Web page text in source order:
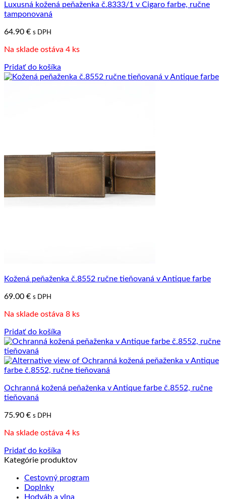
Luxusná kožená peňaženka č.8333/1 v Cigaro farbe, ručne
tamponovaná
64.90 € s DPH
Na sklade ostáva 4 ks
Pridať do košíka
Kožená peňaženka č.8552 ručne tieňovaná v Antique farbe
69.00 € s DPH
Na sklade ostáva 8 ks
Pridať do košíka
Ochranná kožená peňaženka v Antique farbe č.8552, ručne
tieňovaná
75.90 € s DPH
Na sklade ostáva 4 ks
Pridať do košíka
Kategórie produktov
Cestovný program
Doplnky
Hodváb a vlna